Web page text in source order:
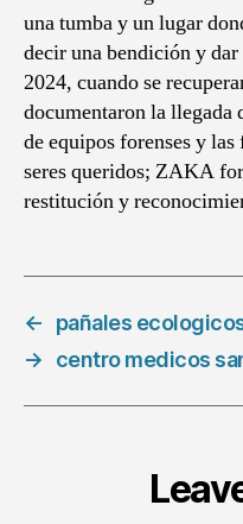
una tumba y un lugar
decir una bendición y
2024, cuando se
documentaron la llegada
de equipos forenses y
seres queridos; ZAKA
restitución y
←
pañales
→
centro medicos